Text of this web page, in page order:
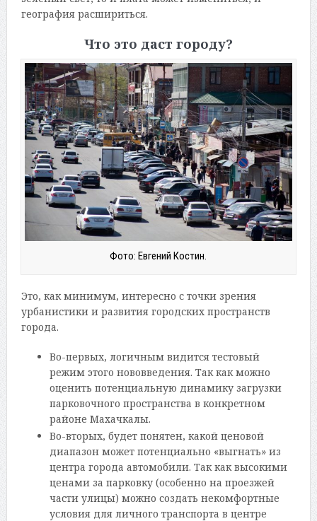
география расшириться.
Что это даст городу?
Фото: Евгений Костин.
Это, как минимум, интересно с точки зрения
урбанистики и развития городских пространств
города.
Во-первых, логичным видится тестовый
режим этого нововведения. Так как можно
оценить потенциальную динамику загрузки
парковочного пространства в конкретном
районе Махачкалы.
Во-вторых, будет понятен, какой ценовой
диапазон может потенциально «выгнать» из
центра города автомобили. Так как высокими
ценами за парковку (особенно на проезжей
части улицы) можно создать некомфортные
условия для личного транспорта в центре